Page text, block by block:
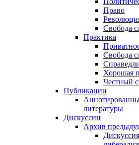
Право
Свобода
Практика
Свобода
Хорошая
Честный
Публикации
литературы
Дискуссии
Архив